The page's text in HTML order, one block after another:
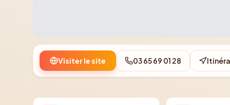
Visiter le site 03 65 69 01 28